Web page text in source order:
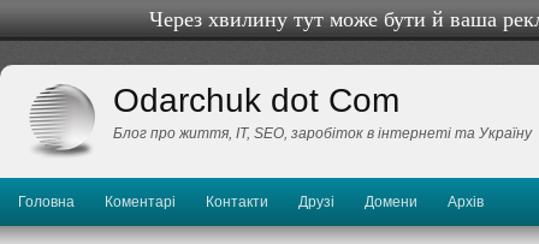
Через хвилину тут може бути й ваша
Odarchuk dot Com
Блог про життя, IТ, SEO, заробіток в інтернеті та Україну
Головна Коментарі Контакти Друзі Домени Архів